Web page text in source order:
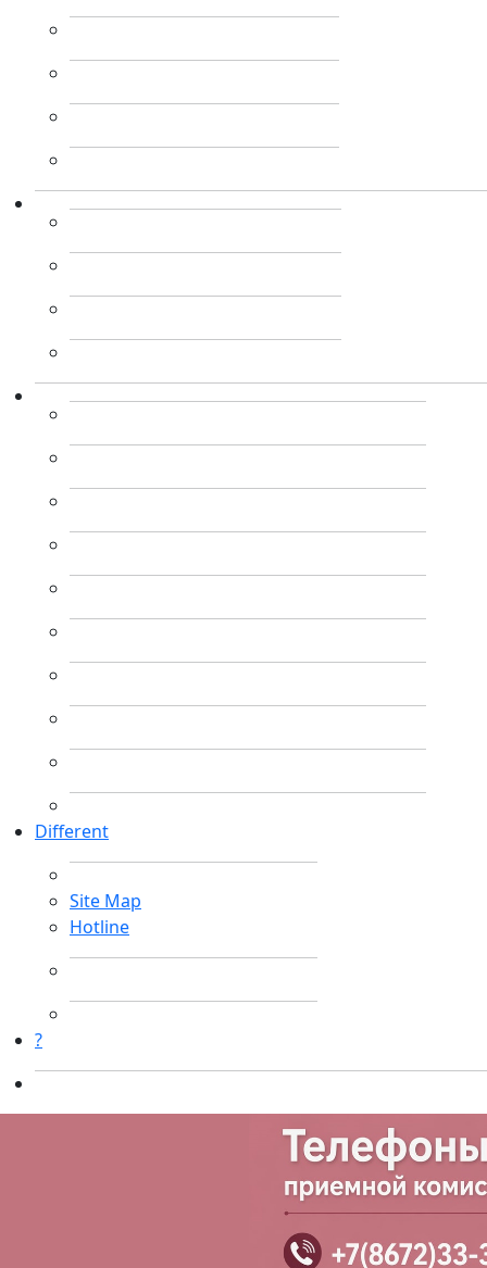
Different
Site Map
Hotline
?